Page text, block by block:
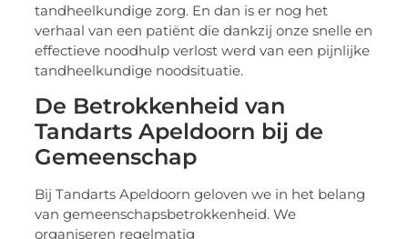
tandheelkundige zorg. En dan is er nog het
verhaal van een patiënt die dankzij onze snelle en
effectieve noodhulp verlost werd van een pijnlijke
tandheelkundige noodsituatie.
De Betrokkenheid van
Tandarts Apeldoorn bij de
Gemeenschap
Bij Tandarts Apeldoorn geloven we in het belang
van gemeenschapsbetrokkenheid. We
organiseren regelmatig